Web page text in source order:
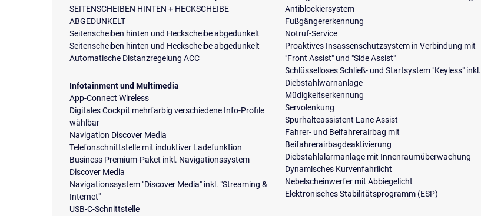
SEITENSCHEIBEN HINTEN + HECKSCHEIBE
ABGEDUNKELT
Seitenscheiben hinten und Heckscheibe abgedunkelt
Seitenscheiben hinten und Heckscheibe abgedunkelt
Automatische Distanzregelung ACC
Infotainment und Multimedia
App-Connect Wireless
Digitales Cockpit mehrfarbig verschiedene Info-Profile
wählbar
Navigation Discover Media
Telefonschnittstelle mit induktiver Ladefunktion
Business Premium-Paket inkl. Navigationssystem
Discover Media
Navigationssystem "Discover Media" inkl. "Streaming &
Internet"
USB-C-Schnittstelle
Antiblockiersystem
Fußgängererkennung
Notruf-Service
Proaktives Insassenschutzsystem in Verbindung mit
"Front Assist" und "Side Assist"
Schlüsselloses Schließ- und Startsystem "Keyless" inkl.
Diebstahlwarnanlage
Müdigkeitserkennung
Servolenkung
Spurhalteassistent Lane Assist
Fahrer- und Beifahrerairbag mit
Beifahrerairbagdeaktivierung
Diebstahlalarmanlage mit Innenraumüberwachung
Dynamisches Kurvenfahrlicht
Nebelscheinwerfer mit Abbiegelicht
Elektronisches Stabilitätsprogramm (ESP)